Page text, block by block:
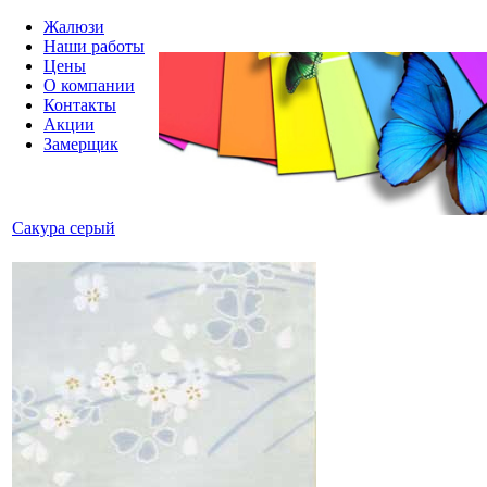
Жалюзи
Наши работы
Цены
О компании
Контакты
Акции
Замерщик
Сакура серый